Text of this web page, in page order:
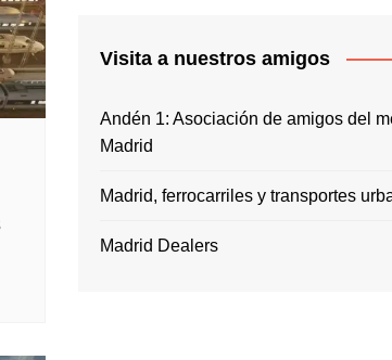
Visita a nuestros amigos
Andén 1: Asociación de amigos del
Madrid
Madrid, ferrocarriles y transportes
Madrid Dealers